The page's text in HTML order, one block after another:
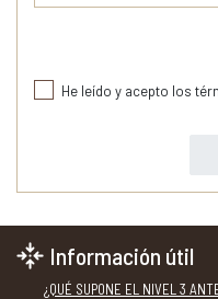
He leído y acepto los
Información útil
¿QUÉ SUPONE EL NIVEL 3